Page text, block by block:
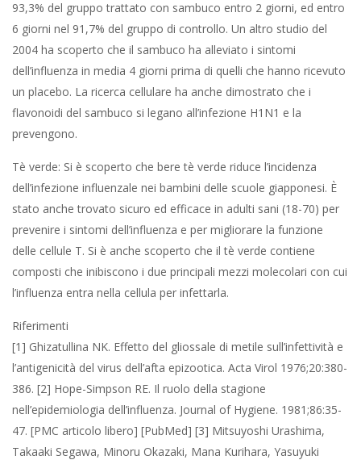
93,3% del gruppo trattato con sambuco entro 2 giorni, ed entro
6 giorni nel 91,7% del gruppo di controllo. Un altro studio del
2004 ha scoperto che il sambuco ha alleviato i sintomi
dell’influenza in media 4 giorni prima di quelli che hanno ricevuto
un placebo. La ricerca cellulare ha anche dimostrato che i
flavonoidi del sambuco si legano all’infezione H1N1 e la
prevengono.
Tè verde: Si è scoperto che bere tè verde riduce l’incidenza
dell’infezione influenzale nei bambini delle scuole giapponesi. È
stato anche trovato sicuro ed efficace in adulti sani (18-70) per
prevenire i sintomi dell’influenza e per migliorare la funzione
delle cellule T. Si è anche scoperto che il tè verde contiene
composti che inibiscono i due principali mezzi molecolari con cui
l’influenza entra nella cellula per infettarla.
Riferimenti
[1] Ghizatullina NK. Effetto del gliossale di metile sull’infettività e
l’antigenicità del virus dell’afta epizootica. Acta Virol 1976;20:380-
386. [2] Hope-Simpson RE. Il ruolo della stagione
nell’epidemiologia dell’influenza. Journal of Hygiene. 1981;86:35-
47. [PMC articolo libero] [PubMed] [3] Mitsuyoshi Urashima,
Takaaki Segawa, Minoru Okazaki, Mana Kurihara, Yasuyuki